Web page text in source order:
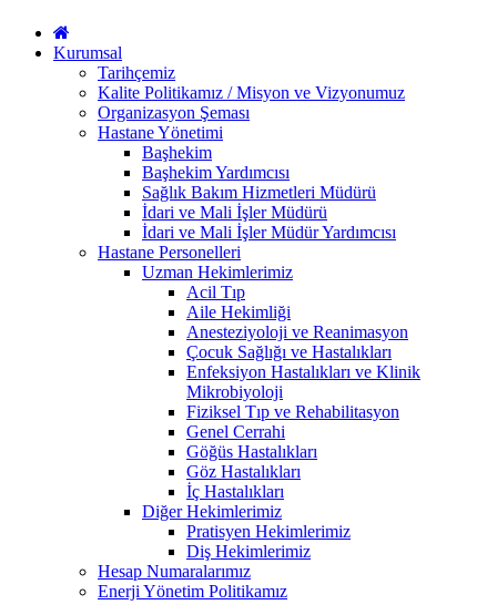
Kurumsal
Tarihçemiz
Kalite Politikamız / Misyon ve Vizyonumuz
Organizasyon Şeması
Hastane Yönetimi
Başhekim
Başhekim Yardımcısı
Sağlık Bakım Hizmetleri Müdürü
İdari ve Mali İşler Müdürü
İdari ve Mali İşler Müdür Yardımcısı
Hastane Personelleri
Uzman Hekimlerimiz
Acil Tıp
Aile Hekimliği
Anesteziyoloji ve Reanimasyon
Çocuk Sağlığı ve Hastalıkları
Enfeksiyon Hastalıkları ve Klinik
Mikrobiyoloji
Fiziksel Tıp ve Rehabilitasyon
Genel Cerrahi
Göğüs Hastalıkları
Göz Hastalıkları
İç Hastalıkları
Diğer Hekimlerimiz
Pratisyen Hekimlerimiz
Diş Hekimlerimiz
Hesap Numaralarımız
Enerji Yönetim Politikamız